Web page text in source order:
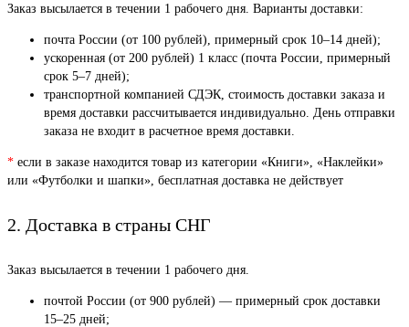
Заказ высылается в течении 1 рабочего дня. Варианты доставки:
почта России (от 100 рублей), примерный срок 10–14 дней);
ускоренная (от 200 рублей) 1 класс (почта России, примерный
срок 5–7 дней);
транспортной компанией СДЭК, стоимость доставки заказа и
время доставки рассчитывается индивидуально. День отправки
заказа не входит в расчетное время доставки.
* если в заказе находится товар из категории «Книги», «Наклейки»
или «Футболки и шапки», бесплатная доставка не действует
2. Доставка в страны СНГ
Заказ высылается в течении 1 рабочего дня.
почтой России (от 900 рублей) — примерный срок доставки
15–25 дней;